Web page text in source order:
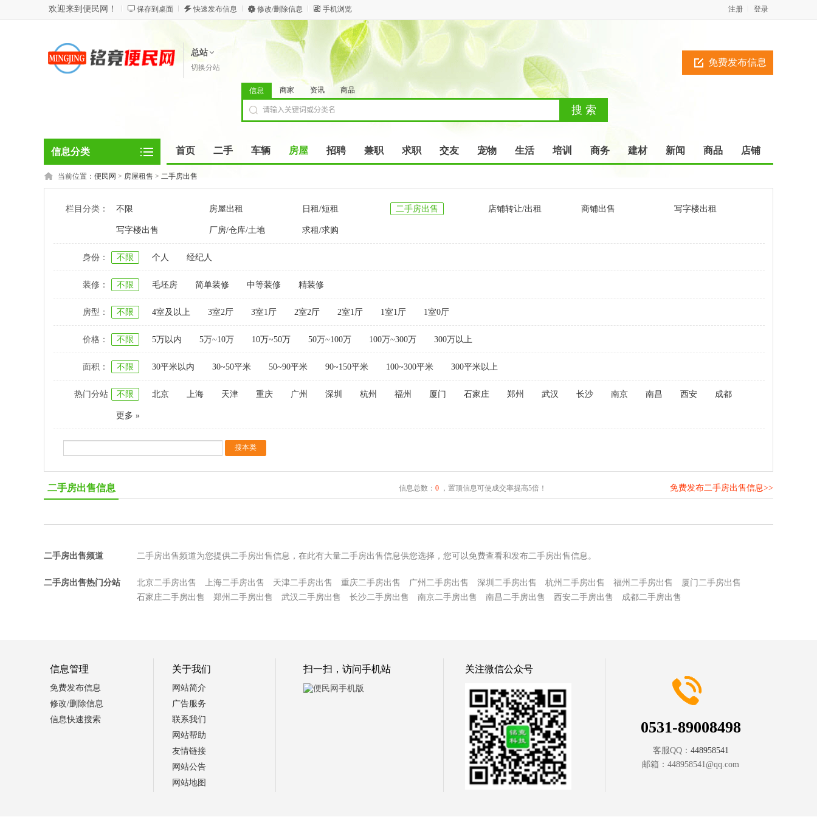
欢迎来到便民网！ 保存到桌面 快速发布信息 修改/删除信息 手机浏览 登录
注册
总站
切换分站 免费发布信息
信息 商家 资讯 商品
信息分类 首页 二手 车辆 房屋 招聘 兼职 求职 交友 宠物 生活 培训 商务 建材 新闻 商品 店铺
当前位置： 便民网 > 房屋租售 > 二手房出售
栏目分类： 不限 房屋出租 日租/短租 二手房出售 店铺转让/出租 商铺出售 写字楼出租
写字楼出售 厂房/仓库/土地 求租/求购
身份： 不限 个人 经纪人
装修： 不限 毛坯房 简单装修 中等装修 精装修
房型： 不限 4室及以上 3室2厅 3室1厅 2室2厅 2室1厅 1室1厅 1室0厅
价格： 不限 5万以内 5万~10万 10万~50万 50万~100万 100万~300万 300万以上
面积： 不限 30平米以内 30~50平米 50~90平米 90~150平米 100~300平米 300平米以上
热门分站 不限 北京 上海 天津 重庆 广州 深圳 杭州 福州 厦门 石家庄 郑州 武汉 长沙 南京 南昌 西安 成都
更多 »
二手房出售信息 信息总数： 0，置顶信息可使成交率提高5倍！ 免费发布二手房出售信息>>
二手房出售频道 二手房出售频道为您提供二手房出售信息，在此有大量二手房出售信息供您选择，您可以免费查看和发布二手房出售信息。
二手房出售热门分站 北京二手房出售 上海二手房出售 天津二手房出售 重庆二手房出售 广州二手房出售 深圳二手房出售 杭州二手房出售 福州二手房出售
厦门二手房出售
石家庄二手房出售
郑州二手房出售 武汉二手房出售 长沙二手房出售 南京二手房出售 南昌二手房出售 西安二手房出售 成都二手房出售
信息管理
免费发布信息
修改/删除信息
信息快速搜索
关于我们
网站简介
广告服务
联系我们
网站帮助
友情链接
网站公告
网站地图
扫一扫，访问手机站 关注微信公众号
0531-89008498
客服QQ： 448958541
邮箱： 448958541@qq.com